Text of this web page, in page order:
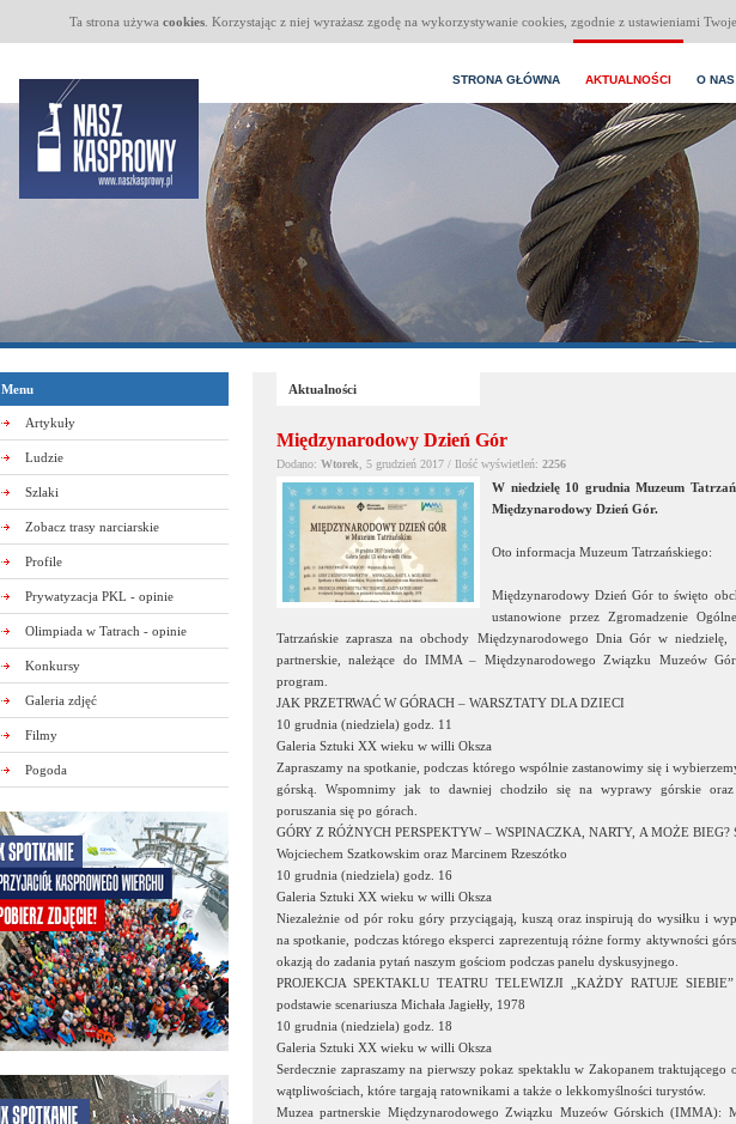
Ta strona używa cookies. Korzystając z niej wyrażasz zgodę na wykorzystywanie cookies, zgodnie z ustawieniami
STRONA GŁÓWNA AKTUALNOŚCI O NAS
Menu
Artykuły
Ludzie
Szlaki
Zobacz trasy narciarskie
Profile
Prywatyzacja PKL - opinie
Olimpiada w Tatrach - opinie
Konkursy
Galeria zdjęć
Filmy
Pogoda
Aktualności
Międzynarodowy Dzień Gór
Dodano: Wtorek , 5 grudzień 2017 / Ilość wyświetleń: 2256
W niedzielę 10 grudnia Muzeum
Międzynarodowy Dzień Gór.
Oto informacja Muzeum Tatrzańskiego:
Międzynarodowy Dzień Gór to święto
ustanowione przez Zgromadzenie
Tatrzańskie zaprasza na obchody Międzynarodowego Dnia Gór w
partnerskie, należące do IMMA – Międzynarodowego Związku Muzeów
program.
JAK PRZETRWAĆ W GÓRACH – WARSZTATY DLA DZIECI
10 grudnia (niedziela) godz. 11
Galeria Sztuki XX wieku w willi Oksza
Zapraszamy na spotkanie, podczas którego wspólnie zastanowimy się i
górską. Wspomnimy jak to dawniej chodziło się na wyprawy górskie oraz
poruszania się po górach.
GÓRY Z RÓŻNYCH PERSPEKTYW – WSPINACZKA, NARTY, A MOŻE BIEG?
Wojciechem Szatkowskim oraz Marcinem Rzeszótko
10 grudnia (niedziela) godz. 16
Galeria Sztuki XX wieku w willi Oksza
Niezależnie od pór roku góry przyciągają, kuszą oraz inspirują do wysiłku i
na spotkanie, podczas którego eksperci zaprezentują różne formy aktywności
okazją do zadania pytań naszym gościom podczas panelu dyskusyjnego.
PROJEKCJA SPEKTAKLU TEATRU TELEWIZJI „KAŻDY RATUJE
podstawie scenariusza Michała Jagiełły, 1978
10 grudnia (niedziela) godz. 18
Galeria Sztuki XX wieku w willi Oksza
Serdecznie zapraszamy na pierwszy pokaz spektaklu w Zakopanem
wątpliwościach, które targają ratownikami a także o lekkomyślności turystów.
Muzea partnerskie Międzynarodowego Związku Muzeów Górskich (IMMA):